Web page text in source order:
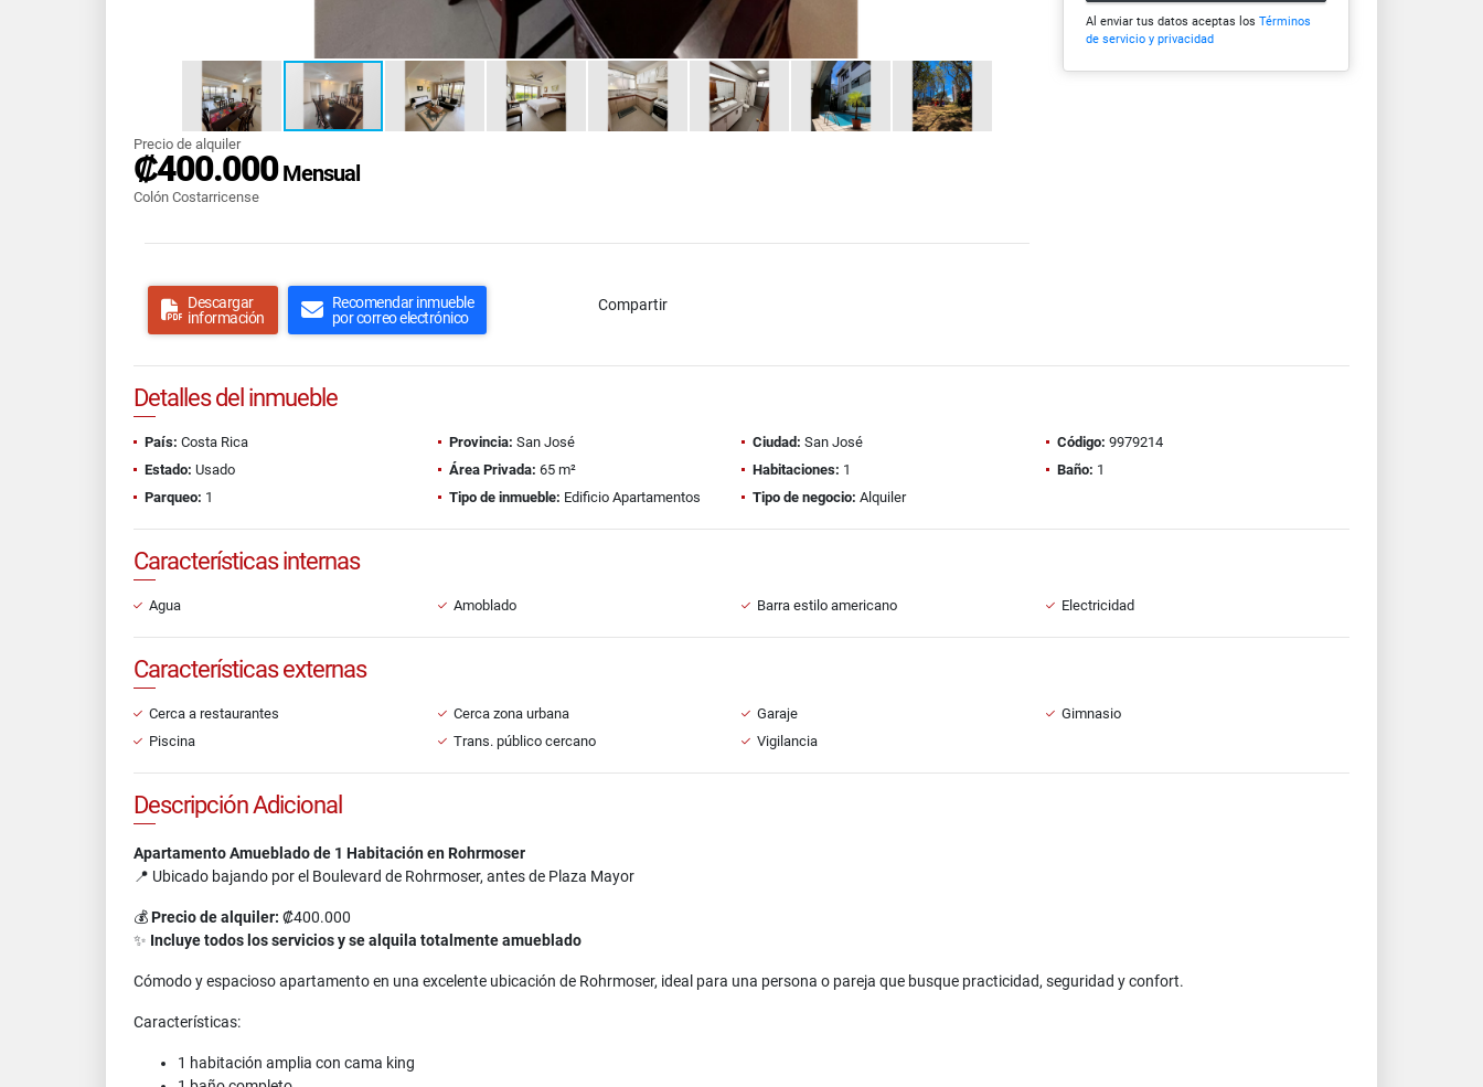
Precio de alquiler
₡400.000Mensual
Colón Costarricense
Descargar
información
Recomendar inmueble
por correo electrónico
Compartir
Al enviar tus datos aceptas los Términos
de servicio y privacidad
Detalles del inmueble
País: Costa Rica Provincia: San José Ciudad: San José Código: 9979214
Estado: Usado Área Privada: 65 m² Habitaciones: 1 Baño: 1
Parqueo: 1 Tipo de inmueble: Edificio Apartamentos Tipo de negocio: Alquiler
Características internas
Agua Amoblado Barra estilo americano Electricidad
Características externas
Cerca a restaurantes Cerca zona urbana Garaje
Gimnasio
Piscina
Trans. público cercano Vigilancia
Descripción Adicional
Apartamento Amueblado de 1 Habitación en Rohrmoser
📍 Ubicado bajando por el Boulevard de Rohrmoser, antes de Plaza Mayor
💰Precio de alquiler: ₡400.000
✨ Incluye todos los servicios y se alquila totalmente amueblado
Cómodo y espacioso apartamento en una excelente ubicación de Rohrmoser, ideal para una persona o pareja que busque practicidad, seguridad y confort.
Características:
1 habitación amplia con cama king